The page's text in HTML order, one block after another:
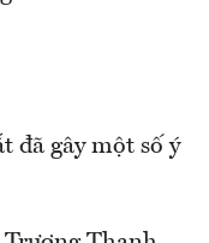
đã gây một số ý